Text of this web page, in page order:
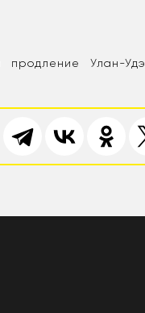
продление Улан-